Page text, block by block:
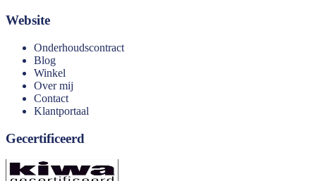
Website
Onderhoudscontract
Blog
Winkel
Over mij
Contact
Klantportaal
Gecertificeerd